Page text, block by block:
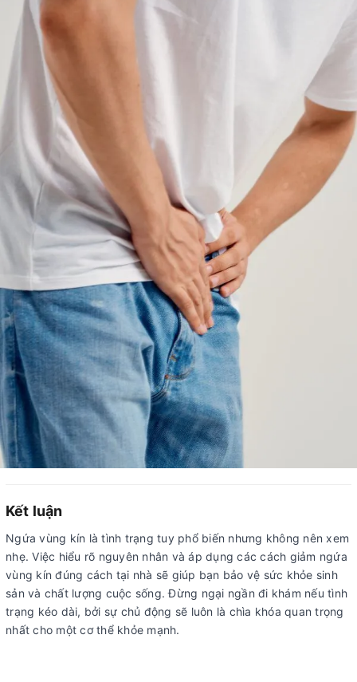
Kết luận
Ngứa vùng kín là tình trạng tuy phổ biến nhưng không nên xem
nhẹ. Việc hiểu rõ nguyên nhân và áp dụng các cách giảm ngứa
vùng kín đúng cách tại nhà sẽ giúp bạn bảo vệ sức khỏe sinh
sản và chất lượng cuộc sống. Đừng ngại ngần đi khám nếu tình
trạng kéo dài, bởi sự chủ động sẽ luôn là chìa khóa quan trọng
nhất cho một cơ thể khỏe mạnh.